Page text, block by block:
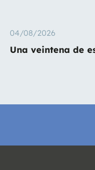
04/08/2026
Una veintena de